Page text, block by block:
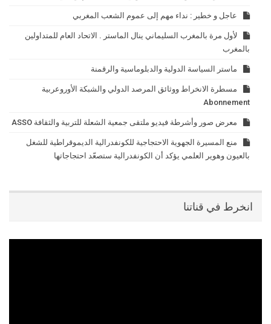
عاجل و خطير : نداء مهم إلى عموم الشعب المغربي
لأول مرة بالمغرب السليماني ينال الماستر . الاتحاد العام للمتداولين
بالمغرب
ماستر السياسة الدولية والدبلوماسية والرقمنة
مسطرة الانخراط ووثائق المرصد الدولي والشبكة الأوروعربية
Abonnement
معرض صور وأشرطة فيديو ملتقى جمعية الشعلة للتربية والثقافة ASSO
منع المسيرة الجهوية الاحتجاجية للكونفدرالية الديموقراطية للشغل
بالعيون وهوير العلمي يؤكد أن الكونفدرالية ستصعّد احتجاجاتها
انخرط في قناتنا